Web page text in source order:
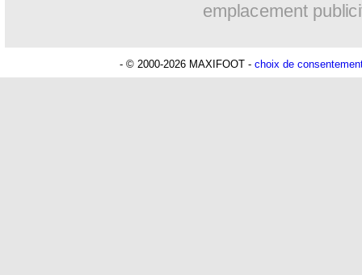
emplacement
- © 2000-2026 MAXIFOOT - choix de